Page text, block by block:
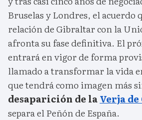
Bruselas y Londres, el acuerdo
relación de Gibraltar con la
afronta su fase definitiva. El
entrará en vigor de forma
llamado a transformar la vida
que tendrá como imagen más
desaparición de laVerja
separa el Peñón de España.